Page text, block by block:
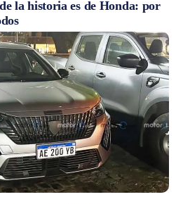
la historia es de Honda: por